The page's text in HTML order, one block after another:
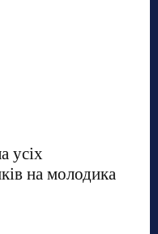
усіх
на молодика